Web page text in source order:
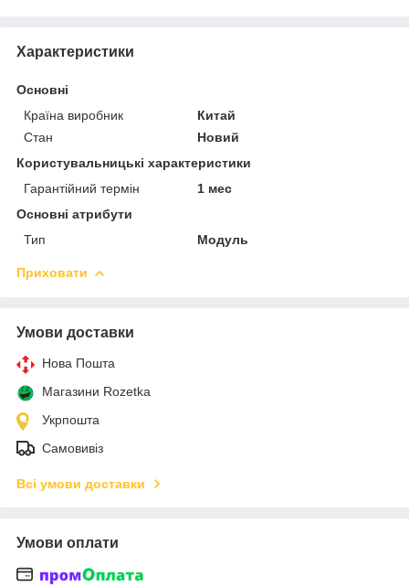
Характеристики
Основні
Країна виробник
Китай
Стан
Новий
Користувальницькі характеристики
Гарантійний термін
1 мес
Основні атрибути
Тип
Модуль
Приховати
Умови доставки
Нова Пошта
Магазини Rozetka
Укрпошта
Самовивіз
Всі умови доставки
Умови оплати